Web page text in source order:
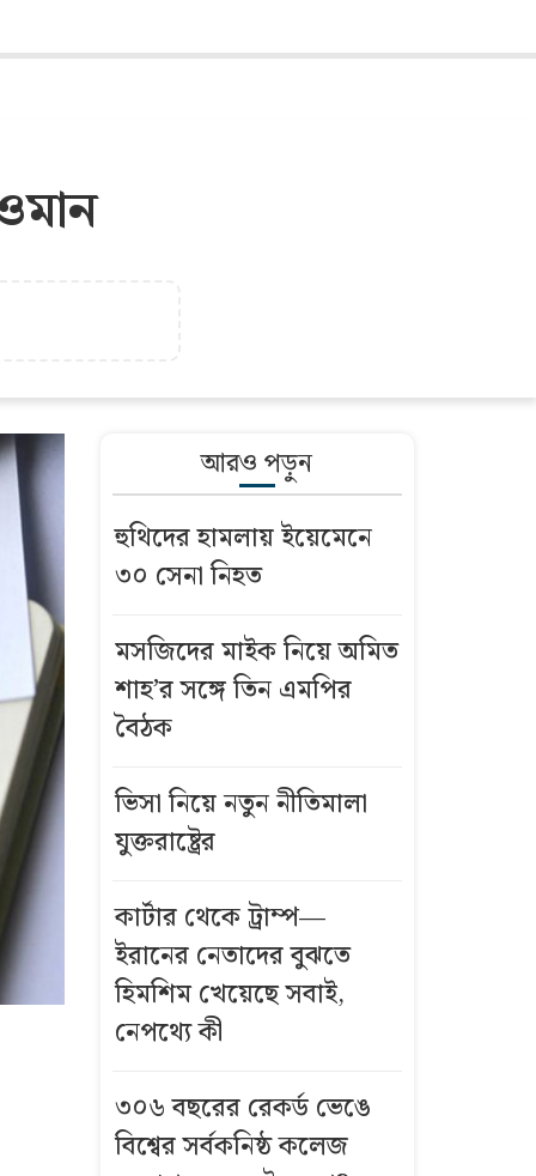
আরও পড়ুন
হুথিদের হামলায় ইয়েমেনে
৩০ সেনা নিহত
মসজিদের মাইক নিয়ে অমিত
শাহ’র সঙ্গে তিন এমপির
বৈঠক
ভিসা নিয়ে নতুন নীতিমালা
যুক্তরাষ্ট্রের
কার্টার থেকে ট্রাম্প—
ইরানের নেতাদের বুঝতে
হিমশিম খেয়েছে সবাই,
নেপথ্যে কী
৩০৬ বছরের রেকর্ড ভেঙে
বিশ্বের সর্বকনিষ্ঠ কলেজ